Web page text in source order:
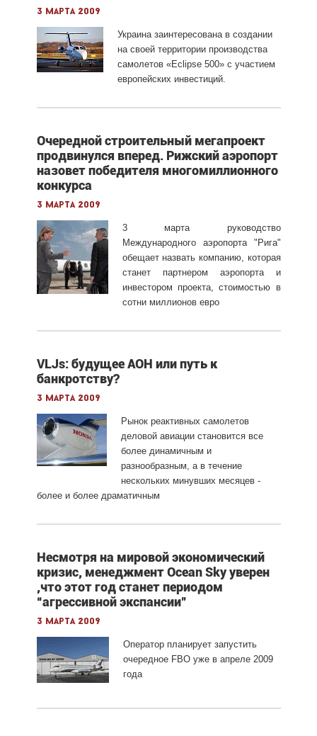
3 марта 2009
Украина заинтересована в создании
на своей территории производства
самолетов «Eclipse 500» с участием
европейских инвестиций.
Очередной строительный мегапроект
продвинулся вперед. Рижский аэропорт
назовет победителя многомиллионного
конкурса
3 марта 2009
3 марта руководство
Международного аэропорта "Рига"
обещает назвать компанию, которая
станет партнером аэропорта и
инвестором проекта, стоимостью в
сотни миллионов евро
VLJs: будущее АОН или путь к
банкротству?
3 марта 2009
Рынок реактивных самолетов
деловой авиации становится все
более динамичным и
разнообразным, а в течение
нескольких минувших месяцев -
более и более драматичным
Несмотря на мировой экономический
кризис, менеджмент Ocean Sky уверен
,что этот год станет периодом
“агрессивной экспансии”
3 марта 2009
Оператор планирует запустить
очередное FBO уже в апреле 2009
года